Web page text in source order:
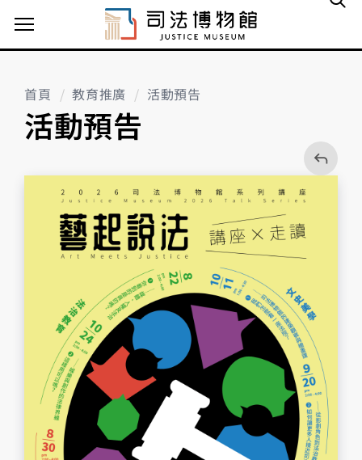
主選單案扭
首頁 教育推廣 活動預告
活動預告 回
上
一
頁